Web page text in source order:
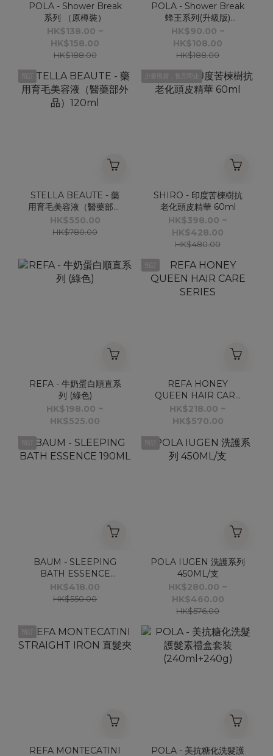
POLA - Shower Break
系列 （原樽裝）
HK$138.00 ~
HK$158.00
HK$188.00
POLA - Shower Break
蜂王系列(升級版)
500ML (補充袋裝)
HK$90.00 ~
HK$108.00
HK$188.00
STELLA BEAUTE - 藥
用育毛美容液（醫藥部外
品）120ml
HK$550.00
HK$780.00
少量現貨，售完即止
SHIRO - 印度苦楝樹抗
老化頭皮精華 60ml
HK$398.00 ~
HK$428.00
HK$480.00
REFA - 牛奶蛋白順直系
列 (綠色)
HK$198.00 ~
HK$525.00
REFA HONEY
QUEEN HAIR CARE
SERIES
HK$218.00 ~
HK$570.00
BAUM - SLEEPING
BATH ESSENCE
190ML
HK$418.00
HK$550.00
POLA IUGEN 洗護系列
450ML/支
HK$280.00 ~
HK$460.00
HK$576.00
REFA MONTECATINI POLA - 美抗糖化洗髮護